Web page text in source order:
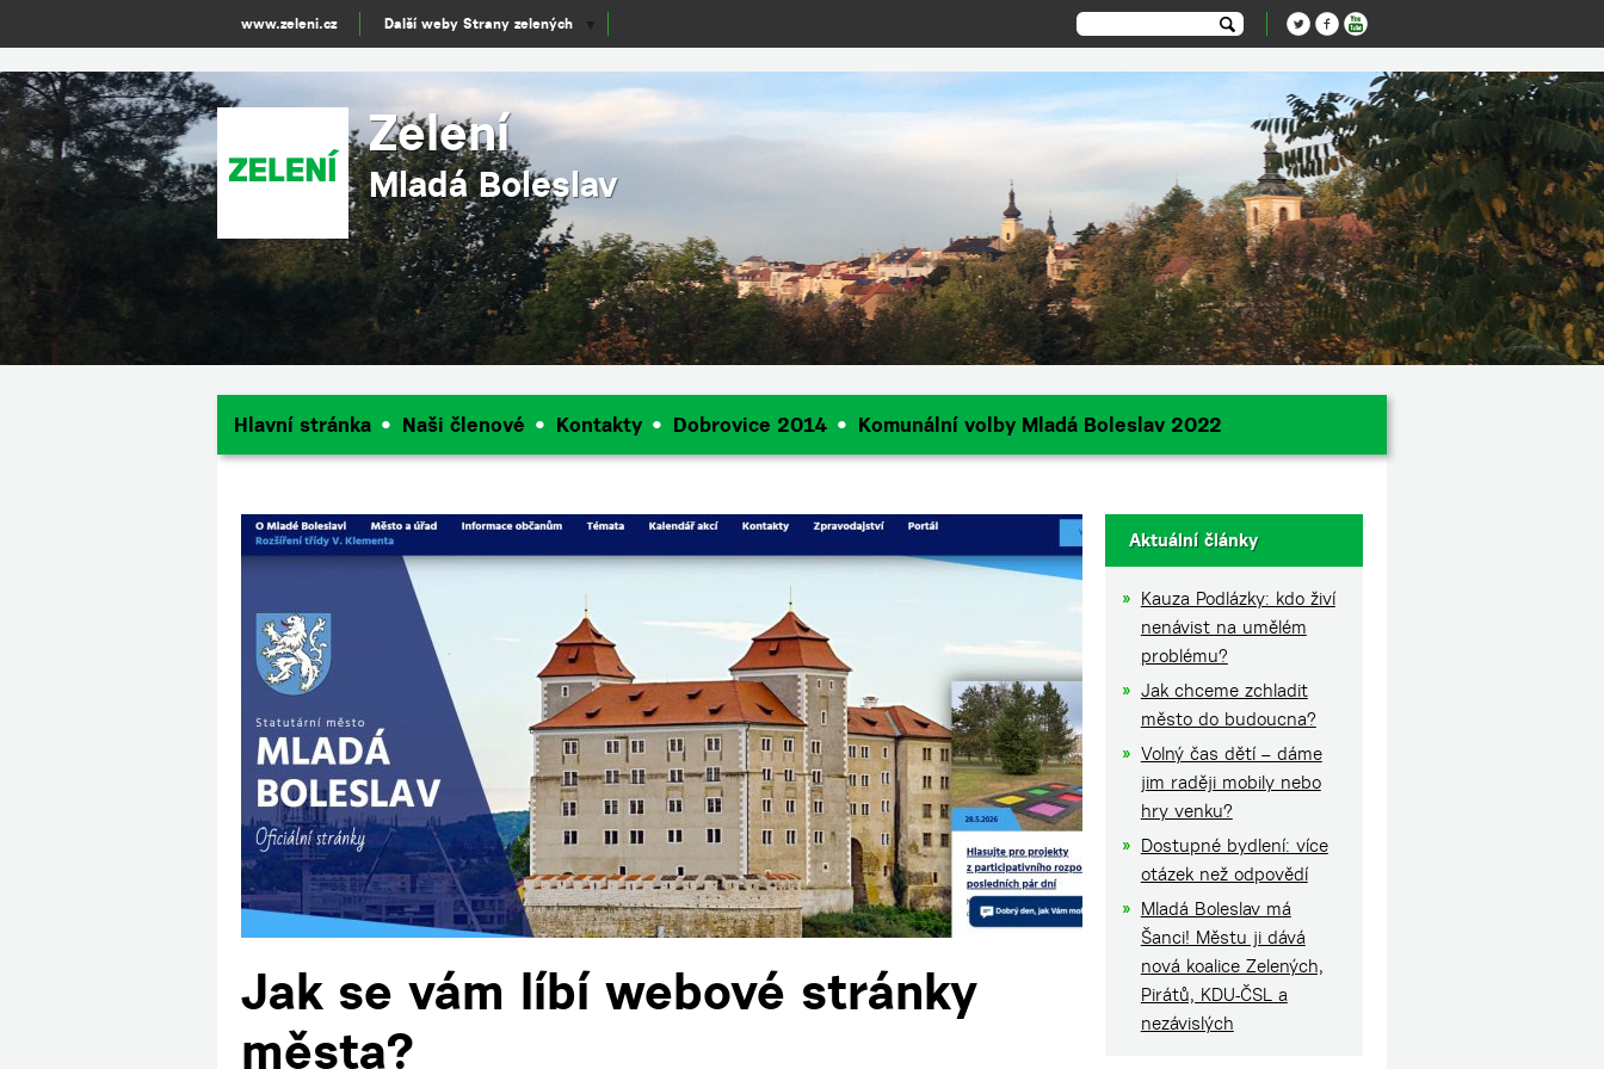
Zelení
Mladá Boleslav
Hlavní stránka Naši členové Kontakty Dobrovice 2014 Komunální volby Mladá Boleslav 2022
Jak se vám líbí webové stránky
města?
Aktuální články
Kauza Podlázky: kdo živí
nenávist na umělém
problému?
Jak chceme zchladit
město do budoucna?
Volný čas dětí – dáme
jim raději mobily nebo
hry venku?
Dostupné bydlení: více
otázek než odpovědí
Mladá Boleslav má
Šanci! Městu ji dává
nová koalice Zelených,
Pirátů, KDU-ČSL a
nezávislých
www.zeleni.cz Další weby Strany zelených ▼